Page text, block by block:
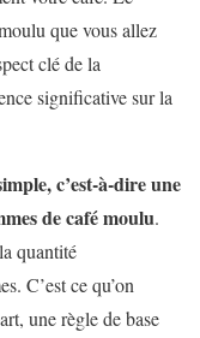
que vous allez
clé de la
significative sur la
c’est-à-dire une
de café moulu.
quantité
C’est ce qu’on
une règle de base